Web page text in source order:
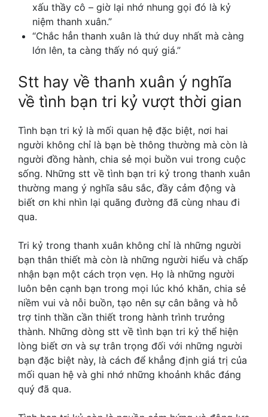
xấu thầy cô – giờ lại nhớ nhung gọi đó là kỷ
niệm thanh xuân.”
“Chắc hẳn thanh xuân là thứ duy nhất mà càng
lớn lên, ta càng thấy nó quý giá.”
Stt hay về thanh xuân ý nghĩa
về tình bạn tri kỷ vượt thời gian
Tình bạn tri kỷ là mối quan hệ đặc biệt, nơi hai
người không chỉ là bạn bè thông thường mà còn là
người đồng hành, chia sẻ mọi buồn vui trong cuộc
sống. Những stt về tình bạn tri kỷ trong thanh xuân
thường mang ý nghĩa sâu sắc, đầy cảm động và
biết ơn khi nhìn lại quãng đường đã cùng nhau đi
qua.
Tri kỷ trong thanh xuân không chỉ là những người
bạn thân thiết mà còn là những người hiểu và chấp
nhận bạn một cách trọn vẹn. Họ là những người
luôn bên cạnh bạn trong mọi lúc khó khăn, chia sẻ
niềm vui và nỗi buồn, tạo nên sự cân bằng và hỗ
trợ tinh thần cần thiết trong hành trình trưởng
thành. Những dòng stt về tình bạn tri kỷ thể hiện
lòng biết ơn và sự trân trọng đối với những người
bạn đặc biệt này, là cách để khẳng định giá trị của
mối quan hệ và ghi nhớ những khoảnh khắc đáng
quý đã qua.